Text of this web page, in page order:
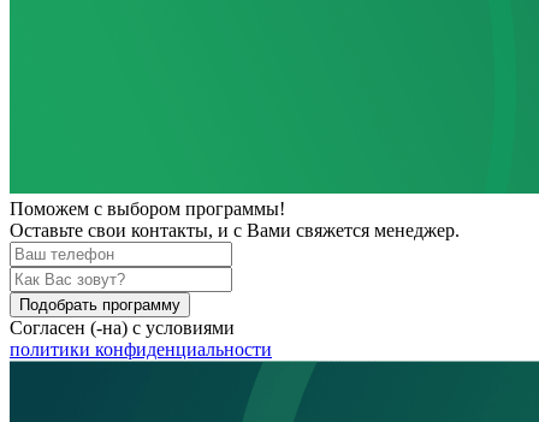
Поможем с выбором программы!
Оставьте свои контакты, и с Вами свяжется менеджер.
Подобрать программу
Согласен (-на) с условиями
политики конфиденциальности